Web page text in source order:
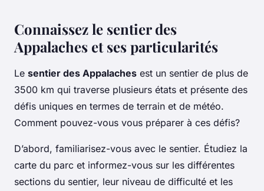
Connaissez le sentier des
Appalaches et ses particularités
Le sentier des Appalaches est un sentier de plus de
3500 km qui traverse plusieurs états et présente des
défis uniques en termes de terrain et de météo.
Comment pouvez-vous vous préparer à ces défis?
D’abord, familiarisez-vous avec le sentier. Étudiez la
carte du parc et informez-vous sur les différentes
sections du sentier, leur niveau de difficulté et les